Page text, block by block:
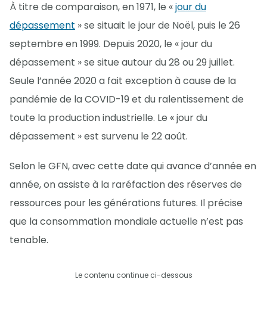
À titre de comparaison, en 1971, le «jour du
dépassement » se situait le jour de Noël, puis le 26
septembre en 1999. Depuis 2020, le « jour du
dépassement » se situe autour du 28 ou 29 juillet.
Seule l’année 2020 a fait exception à cause de la
pandémie de la COVID-19 et du ralentissement de
toute la production industrielle. Le « jour du
dépassement » est survenu le 22 août.
Selon le GFN, avec cette date qui avance d’année en
année, on assiste à la raréfaction des réserves de
ressources pour les générations futures. Il précise
que la consommation mondiale actuelle n’est pas
tenable.
Le contenu continue ci-dessous